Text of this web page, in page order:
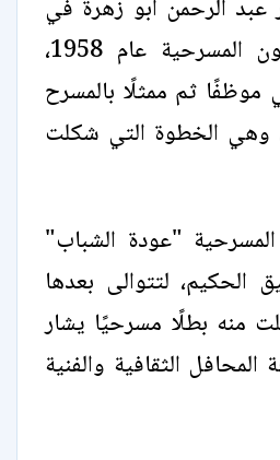
عبد الرحمن أبو زهرة في
المعهد العالي للفنون المسرحية عام 1958،
موظفًا ثم ممثلًا بالمسرح
عام 1959، وهي الخطوة التي شكلت
"عودة الشباب"
الحكيم، لتتوالى بعدها
منه بطلًا مسرحيًا يشار
المحافل الثقافية والفنية